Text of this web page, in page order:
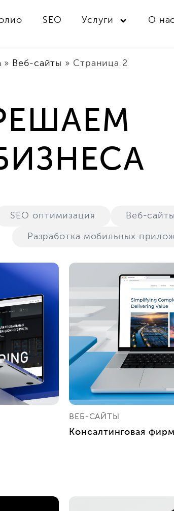
SEO Услуги О нас
» Веб-сайты » Страница 2
SEO оптимизация Веб-сайты
Разработка мобильных
ВЕБ-САЙТЫ
Консалтинговая